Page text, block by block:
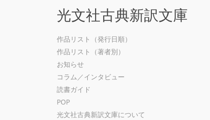
光文社古典新訳文庫
作品リスト（発行日順）
作品リスト（著者別）
お知らせ
コラム／インタビュー
読書ガイド
POP
光文社古典新訳文庫について